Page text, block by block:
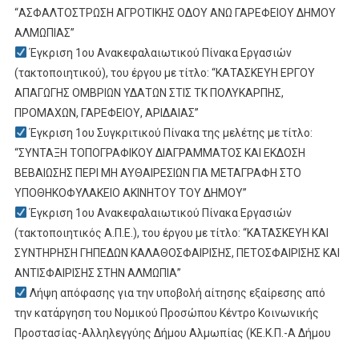
“ΑΣΦΑΛΤΟΣΤΡΩΣΗ ΑΓΡΟΤΙΚΗΣ ΟΔΟΥ ΑΝΩ ΓΑΡΕΦΕΙΟΥ ΔΗΜΟΥ
ΑΛΜΩΠΙΑΣ”
Έγκριση 1ου Ανακεφαλαιωτικού Πίνακα Εργασιών
(τακτοποιητικού), του έργου με τίτλο: “ΚΑΤΑΣΚΕΥΗ ΕΡΓΟΥ
ΑΠΑΓΩΓΗΣ ΟΜΒΡΙΩΝ ΥΔΑΤΩΝ ΣΤΙΣ ΤΚ ΠΟΛΥΚΑΡΠΗΣ,
ΠΡΟΜΑΧΩΝ, ΓΑΡΕΦΕΙΟΥ, ΑΡΙΔΑΙΑΣ”
Έγκριση 1ου Συγκριτικού Πίνακα της μελέτης με τίτλο:
“ΣΥΝΤΑΞΗ ΤΟΠΟΓΡΑΦΙΚΟΥ ΔΙΑΓΡΑΜΜΑΤΟΣ ΚΑΙ ΕΚΔΟΣΗ
ΒΕΒΑΙΩΣΗΣ ΠΕΡΙ ΜΗ ΑΥΘΑΙΡΕΣΙΩΝ ΓΙΑ ΜΕΤΑΓΡΑΦΗ ΣΤΟ
ΥΠΟΘΗΚΟΦΥΛΑΚΕΙΟ ΑΚΙΝΗΤΟΥ ΤΟΥ ΔΗΜΟΥ”
Έγκριση 1ου Ανακεφαλαιωτικού Πίνακα Εργασιών
(τακτοποιητικός Α.Π.Ε.), του έργου με τίτλο: “ΚΑΤΑΣΚΕΥΗ ΚΑΙ
ΣΥΝΤΗΡΗΣΗ ΓΗΠΕΔΩΝ ΚΑΛΑΘΟΣΦΑΙΡΙΣΗΣ, ΠΕΤΟΣΦΑΙΡΙΣΗΣ ΚΑΙ
ΑΝΤΙΣΦΑΙΡΙΣΗΣ ΣΤΗΝ ΑΛΜΩΠΙΑ”
Λήψη απόφασης για την υποβολή αίτησης εξαίρεσης από
την κατάργηση του Νομικού Προσώπου Κέντρο Κοινωνικής
Προστασίας-Αλληλεγγύης Δήμου Αλμωπίας (ΚΕ.Κ.Π.-Α Δήμου